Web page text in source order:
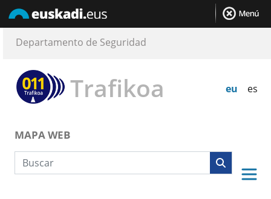
Trafikoa eu es
Departamento de Seguridad
MAPA WEB
Búsqueda web